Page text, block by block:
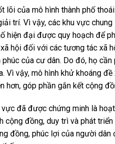
lõi của mô hình thành phố
trí. Vì vậy, các khu vực
hiện đại được quy hoạch để
hội đối với các tương tác xã
phúc của cư dân. Do đó, họ
Vì vậy, mô hình khử khoáng
hơn, góp phần gắn kết cộng
đã được chứng minh là
cộng đồng, duy trì và phát
đồng, phúc lợi của người dân